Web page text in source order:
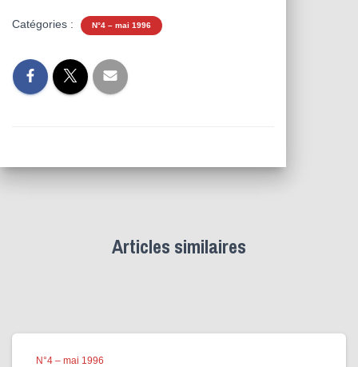
Catégories : N°4 – mai 1996
Articles similaires
N°4 – mai 1996